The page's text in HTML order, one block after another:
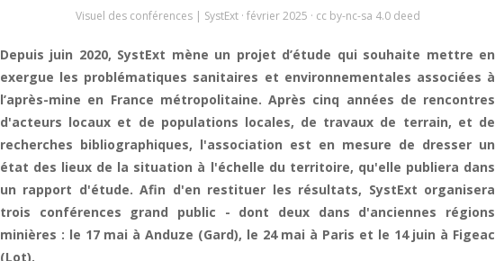
Visuel des conférences | SystExt · février 2025 · cc by-nc-sa 4.0 deed
Depuis juin 2020, SystExt mène un projet d’étude qui souhaite mettre en
exergue les problématiques sanitaires et environnementales associées à
l’après-mine en France métropolitaine. Après cinq années de rencontres
d'acteurs locaux et de populations locales, de travaux de terrain, et de
recherches bibliographiques, l'association est en mesure de dresser un
état des lieux de la situation à l'échelle du territoire, qu'elle publiera dans
un rapport d'étude. Afin d'en restituer les résultats, SystExt organisera
trois conférences grand public - dont deux dans d'anciennes régions
minières : le 17 mai à Anduze (Gard), le 24 mai à Paris et le 14 juin à Figeac
(Lot).